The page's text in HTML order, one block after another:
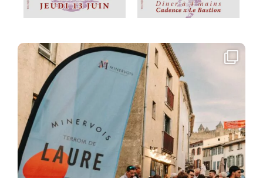
[TERROIR DE LAURE]
Après leur Soirée dans la ...
Mai 8
79